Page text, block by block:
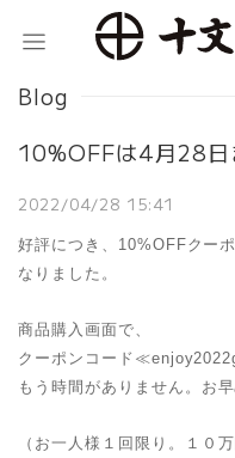
Blog
10%OFFは4月28日
2022/04/28 15:41
好評につき、10%OFFクー
なりました。
商品購入画面で、
クーポンコード
もう時間がありません。お早
（お一人様１回限り。１０万